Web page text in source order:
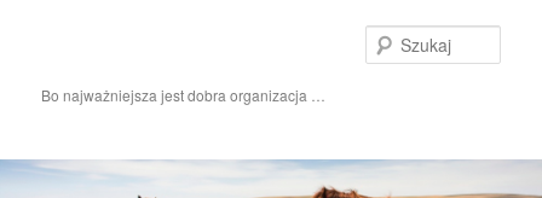
Bo najważniejsza jest dobra organizacja …